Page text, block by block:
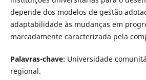
depende dos modelos de gestão
adaptabilidade às mudanças em
marcadamente caracterizada pela
Palavras-chave: Universidade
regional.